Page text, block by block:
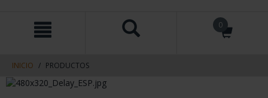
contenido
navegacin
0
INICIO PRODUCTOS